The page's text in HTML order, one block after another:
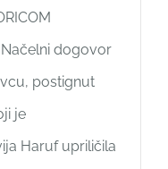
Načelni dogovor
postignut
je
Haruf upriličila